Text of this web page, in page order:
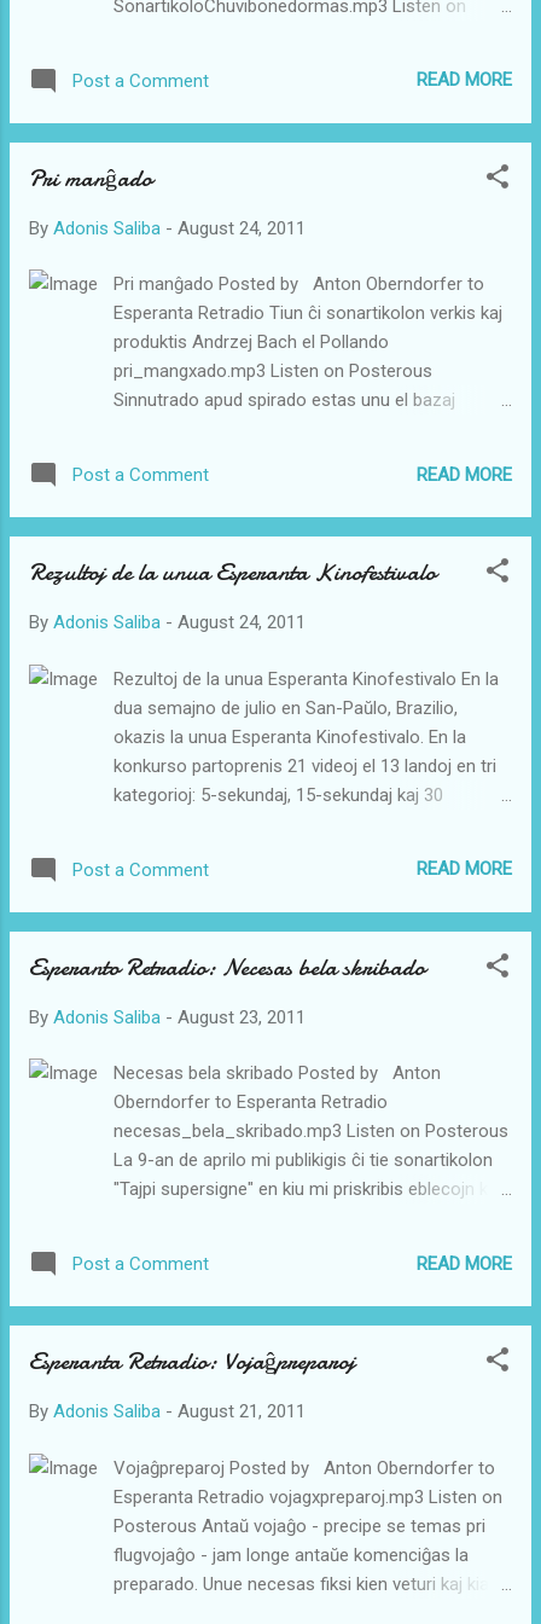
SonartikoloChuvibonedormas.mp3 Listen on
misdormado influas sanstaton. Dum dormado
amaso da fenomenoj okazas en nia korpo, kiel
imunsistemo kaj organiziĝo de memorkapablo.
perdon de memoro, mishumoron, depresion.
horoj en ĉiu nokto povas kaŭzi altiĝon de
sangpremo kaj diabeton. Meze, plenaĝulo devas
dormi 7 ĝis 8 horojn ĉiutage. Kelkaj homoj bone
fartas se ili dormas 6 horojn tage; aliaj bezonas
10 horojn. Krom la kvanto da horoj, oni devas
estas stato, en kiu oni malfacile povas komenci
Post a Comment READ MORE
Pri manĝado
By Adonis Saliba - August 24, 2011
Pri manĝado Posted by Anton Oberndorfer to
Esperanta Retradio Tiun ĉi sonartikolon verkis kaj
produktis Andrzej Bach el Pollando
pri_mangxado.mp3 Listen on Posterous
Sinnutrado apud spirado estas unu el bazaj
nutraĵo estas dividita en pecetojn pere de niaj
dentoj, miksita kun salivo kaj iom maĉita. Imagu,
vojaĝo de ĉiu manĝopeco tra la dukto, kiu
sekundoj. Tiutempe ni ankaŭ englutas ĉirkaŭ
restadas dum 3 ĝis 6 horoj, kaj plej longe estas
digestataj grasaj manĝaĵoj. Danke al la produktata
tie ĉi fluaĵo nomata ĉilo kaj muskolstreĉoj (trifoje
dum 1 minuto) oni sukcesas translokigi la iom
tradigestitan nutraĵon al la t.n. maldika intesto, kiu
apartigo...
Post a Comment READ MORE
Rezultoj de la unua Esperanta Kinofestivalo
By Adonis Saliba - August 24, 2011
Rezultoj de la unua Esperanta Kinofestivalo En la
dua semajno de julio en San-Paŭlo, Brazilio,
okazis la unua Esperanta Kinofestivalo. En la
konkurso partoprenis 21 videoj el 13 landoj en tri
kategorioj: 5-sekundaj, 15-sekundaj kaj 30
prezentadon, dum iu plendis pri prezento de
"erotikaĵo kun tekstoj en Esperanto". Tiu plendo
starigis antaŭ ni: rompi ekzistantajn imagojn pri la
estas legebla ĉe:
kinofestivalo-ravis-spektantojn-sed-rezultis-en-
suldo ----- fonto: Ret-Info http://www.eventoj.hu
.
Post a Comment READ MORE
Esperanto Retradio: Necesas bela skribado
By Adonis Saliba - August 23, 2011
Necesas bela skribado Posted by Anton
Oberndorfer to Esperanta Retradio
necesas_bela_skribado.mp3 Listen on Posterous
La 9-an de aprilo mi publikigis ĉi tie sonartikolon
"Tajpi supersigne" en kiu mi priskribis eblecojn kiel
skribon kun h-oj kaj iksoj. Sen kritiki la homojn kiuj
ankoraŭ uzas surogatan skribon mi varme
la unikoda normo UTF-8. Antaŭ kelkaj tagoj mi en
malrapide. La normo UTF-8 nun estas aplikebla
surogatan skribon. Ili ne konscias kiom ili
damaĝas la lingvon, ĉar tio estas nenio alia ol
konfeso ke por ili laŭnorma skribado de la lingvo
estas tro komplika kaj tiel entute la lingvo estas
nepraktika, ke ĝi estas uzebla por "normala homo"
Post a Comment READ MORE
Esperanta Retradio: Vojaĝpreparoj
By Adonis Saliba - August 21, 2011
Vojaĝpreparoj Posted by Anton Oberndorfer to
Esperanta Retradio vojagxpreparoj.mp3 Listen on
Posterous Antaŭ vojaĝo - precipe se temas pri
flugvojaĝo - jam longe antaŭe komenciĝas la
preparado. Unue necesas fiksi kien veturi kaj kiam